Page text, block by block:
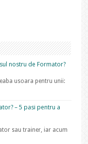
nostru de Formator?
usoara pentru unii:
– 5 pasi pentru a
sau trainer, iar acum